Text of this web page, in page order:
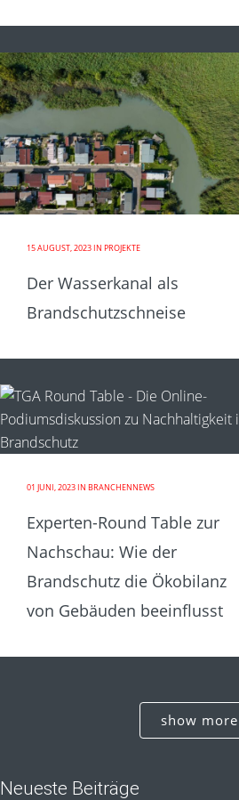
15 AUGUST, 2023IN PROJEKTE
Der Wasserkanal als
Brandschutzschneise
01 JUNI, 2023IN BRANCHENNEWS
Experten-Round Table zur
Nachschau: Wie der
Brandschutz die Ökobilanz
von Gebäuden beeinflusst
show more
Neueste Beiträge